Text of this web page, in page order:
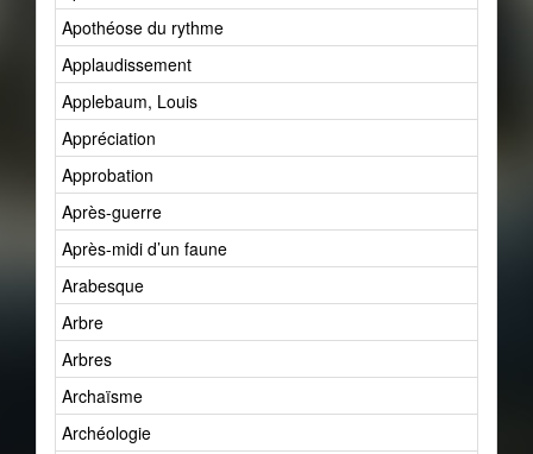
Apothéose du rythme
Applaudissement
Applebaum, Louis
Appréciation
Approbation
Après-guerre
Après-midi d’un faune
Arabesque
Arbre
Arbres
Archaïsme
Archéologie